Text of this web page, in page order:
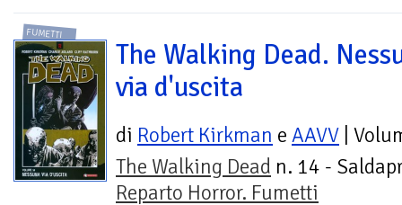
FUMETTI
The Walking Dead.
via d'uscita
di Robert Kirkman e AAVV |
The Walking Dead n. 14 -
Reparto Horror. Fumetti